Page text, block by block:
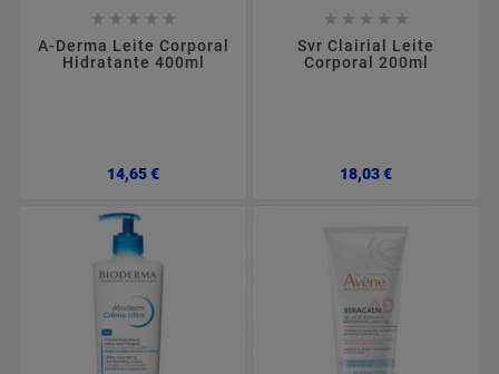
    
A-Derma Leite Corporal
Hidratante 400ml
14,65 €Preço
    
Svr Clairial Leite
Corporal 200ml
18,03 €Preço